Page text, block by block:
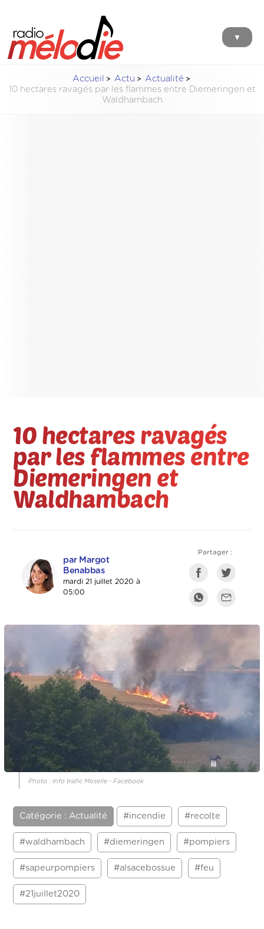
▼
Accueil Actu
Actualité
10 hectares ravagés par les flammes entre Diemeringen et
Waldhambach
10 hectares ravagés
par les flammes entre
Diemeringen et
Waldhambach
par Margot
Benabbas
mardi 21 juillet 2020 à
05:00
Partager :
Photo : Info trafic Moselle - Facebook
Catégorie : Actualité #incendie #recolte
#waldhambach #diemeringen #pompiers
#sapeurpompiers #alsacebossue #feu
#21juillet2020